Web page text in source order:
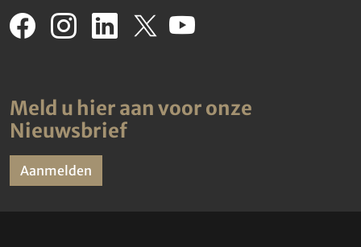
Meld u hier aan voor onze
Nieuwsbrief
Aanmelden